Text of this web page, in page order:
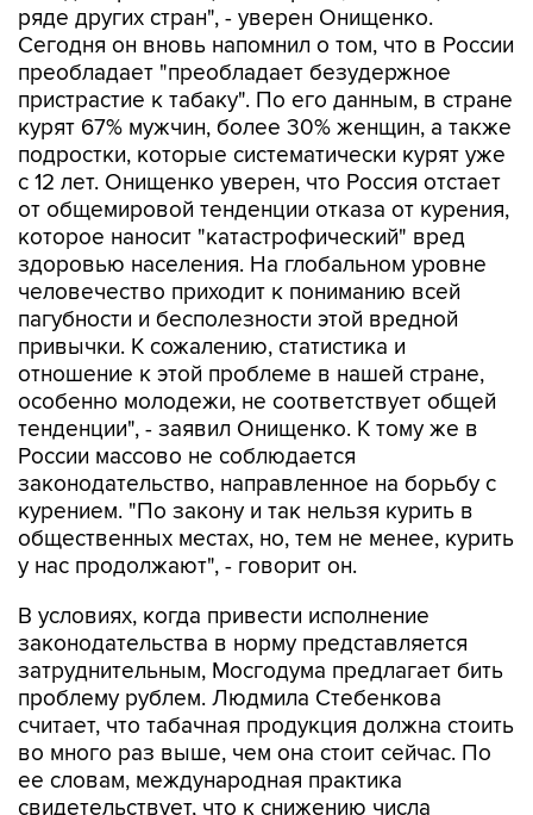
ряде других стран", - уверен Онищенко.
Сегодня он вновь напомнил о том, что в России
преобладает "преобладает безудержное
пристрастие к табаку". По его данным, в стране
курят 67% мужчин, более 30% женщин, а также
подростки, которые систематически курят уже
с 12 лет. Онищенко уверен, что Россия отстает
от общемировой тенденции отказа от курения,
которое наносит "катастрофический" вред
здоровью населения. Hа глобальном уровне
человечество приходит к пониманию всей
пагубности и бесполезности этой вредной
привычки. К сожалению, статистика и
отношение к этой проблеме в нашей стране,
особенно молодежи, не соответствует общей
тенденции", - заявил Онищенко. К тому же в
России массово не соблюдается
законодательство, направленное на борьбу с
курением. "По закону и так нельзя курить в
общественных местах, но, тем не менее, курить
у нас продолжают", - говорит он.
В условиях, когда привести исполнение
законодательства в норму представляется
затруднительным, Мосгодума предлагает бить
проблему рублем. Людмила Стебенкова
считает, что табачная продукция должна стоить
во много раз выше, чем она стоит сейчас. По
ее словам, международная практика
свидетельствует, что к снижению числа